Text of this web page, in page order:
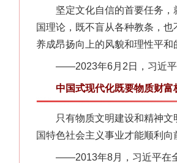
坚定文化自信的首要任务，就
国理论，既不盲从各种教条，
养成昂扬向上的风貌和理性平和
——2023年6月2日，习近平
中国式现代化既要物质财富
只有物质文明建设和精神文明
国特色社会主义事业才能顺利向
——2013年8月，习近平在全
网上购药对药下症？